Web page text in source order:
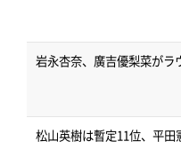
岩永杏奈、廣吉優梨菜が
松山英樹は暫定11位、平